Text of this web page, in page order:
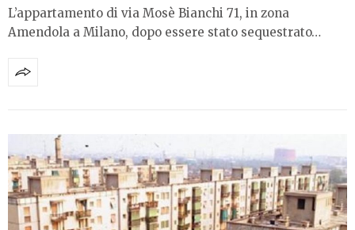
L’appartamento di via Mosè Bianchi 71, in zona
Amendola a Milano, dopo essere stato sequestrato…